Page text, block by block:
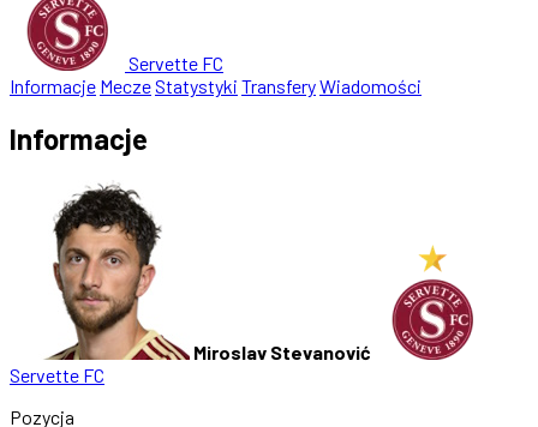
Servette FC
Informacje MeczeStatystyki TransferyWiadomości
Informacje
Miroslav Stevanović
Servette FC
Pozycja